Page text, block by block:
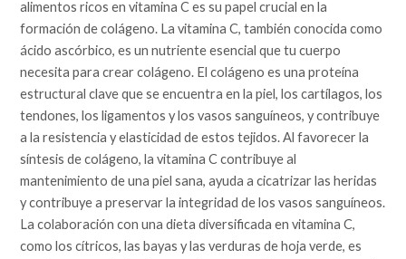
alimentos ricos en vitamina C es su papel crucial en la
formación de colágeno. La vitamina C, también conocida como
ácido ascórbico, es un nutriente esencial que tu cuerpo
necesita para crear colágeno. El colágeno es una proteína
estructural clave que se encuentra en la piel, los cartílagos, los
tendones, los ligamentos y los vasos sanguíneos, y contribuye
a la resistencia y elasticidad de estos tejidos. Al favorecer la
síntesis de colágeno, la vitamina C contribuye al
mantenimiento de una piel sana, ayuda a cicatrizar las heridas
y contribuye a preservar la integridad de los vasos sanguíneos.
La colaboración con una dieta diversificada en vitamina C,
como los cítricos, las bayas y las verduras de hoja verde, es